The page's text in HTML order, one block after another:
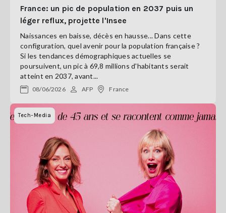
France: un pic de population en 2037 puis un
léger reflux, projette l'Insee
Naissances en baisse, décès en hausse... Dans cette
configuration, quel avenir pour la population française ?
Si les tendances démographiques actuelles se
poursuivent, un pic à 69,8 millions d'habitants serait
atteint en 2037, avant...
08/06/2026 AFP France
Tech-Media